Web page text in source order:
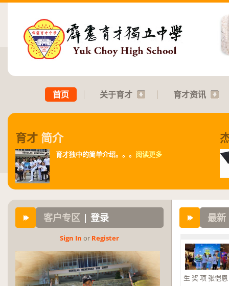
首页 关于育才 育才资讯
育才 简介
育才独中的简单介绍。。。 阅读更多
客户专区 | 登录
Sign In or Reg­is­ter
最新
2026年第三
奖
生 奖 项 张恺